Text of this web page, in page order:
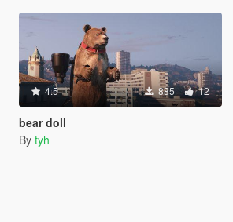
4.5 885 12
bear doll
By tyh